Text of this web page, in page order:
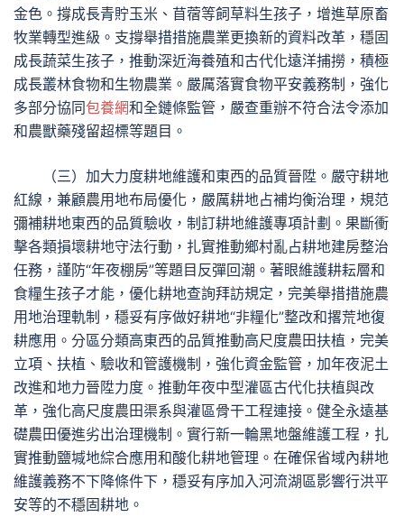
金色。撐成長青貯玉米、苜蓿等飼草料生孩子，增進草原畜
牧業轉型進級。支撐舉措措施農業更換新的資料改革，穩固
成長蔬菜生孩子，推動深近海養殖和古代化遠洋捕撈，積極
成長叢林食物和生物農業。嚴厲落實食物平安義務制，強化
多部分協同包養網和全鏈條監管，嚴查重辦不符合法令添加
和農獸藥殘留超標等題目。
（三）加大力度耕地維護和東西的品質晉陞。嚴守耕地
紅線，兼顧農用地布局優化，嚴厲耕地占補均衡治理，規范
彌補耕地東西的品質驗收，制訂耕地維護專項計劃。果斷衝
擊各類損壞耕地守法行動，扎實推動鄉村亂占耕地建房整治
任務，謹防“年夜棚房”等題目反彈回潮。著眼維護耕耘層和
食糧生孩子才能，優化耕地查詢拜訪規定，完美舉措措施農
用地治理軌制，穩妥有序做好耕地“非糧化”整改和撂荒地復
耕應用。分區分類高東西的品質推動高尺度農田扶植，完美
立項、扶植、驗收和管護機制，強化資金監管，加年夜泥土
改進和地力晉陞力度。推動年夜中型灌區古代化扶植與改
革，強化高尺度農田渠系與灌區骨干工程連接。健全永遠基
礎農田優進劣出治理機制。實行新一輪黑地盤維護工程，扎
實推動鹽堿地綜合應用和酸化耕地管理。在確保省域內耕地
維護義務不下降條件下，穩妥有序加入河流湖區影響行洪平
安等的不穩固耕地。